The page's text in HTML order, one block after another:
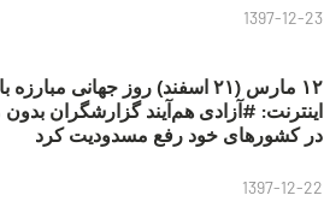
1397-12-23
۱۲ مارس (۲۱ اسفند) روز جهانی
در کشورهای خود رفع مسدودیت کرد
1397-12-22